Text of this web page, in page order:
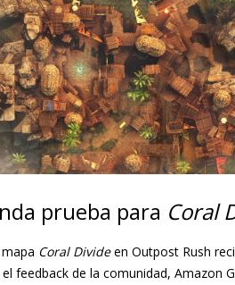
prueba para Coral
Coral Divideen Outpost Rush
feedback de la comunidad, Amazon